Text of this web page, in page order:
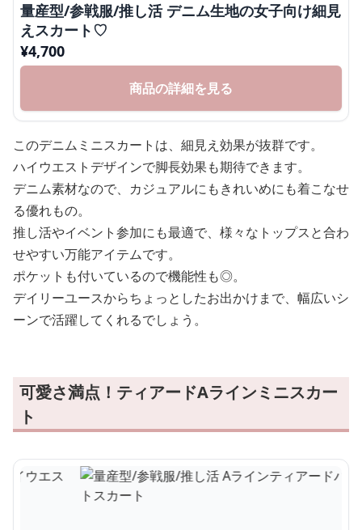
量産型/参戦服/推し活 デニム生地の女子向け細見
えスカート♡
¥4,700
商品の詳細を見る
このデニムミニスカートは、細見え効果が抜群です。
ハイウエストデザインで脚長効果も期待できます。
デニム素材なので、カジュアルにもきれいめにも着こなせ
る優れもの。
推し活やイベント参加にも最適で、様々なトップスと合わ
せやすい万能アイテムです。
ポケットも付いているので機能性も◎。
デイリーユースからちょっとしたお出かけまで、幅広いシ
ーンで活躍してくれるでしょう。
可愛さ満点！ティアードAラインミニスカー
ト